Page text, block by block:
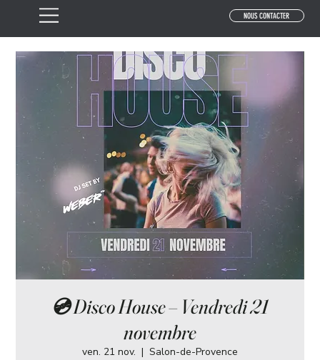
NOUS CONTACTER
💿 Disco House – Vendredi 21
novembre
ven. 21 nov.
  |
Salon-de-Provence